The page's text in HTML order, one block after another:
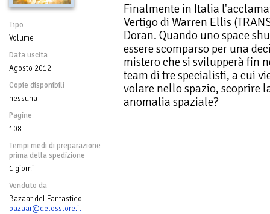
Tipo
Volume
Data uscita
Agosto 2012
Copie disponibili
nessuna
Pagine
108
Tempi medi di preparazione
prima della spedizione
1 giorni
Venduto da
Bazaar del Fantastico
bazaar@delosstore.it
Finalmente in Italia
Vertigo di Warren Ellis
Doran. Quando uno space
essere scomparso per una
mistero che si svilupperà fin
team di tre specialisti, a cui
volare nello spazio, scoprire
anomalia spaziale?